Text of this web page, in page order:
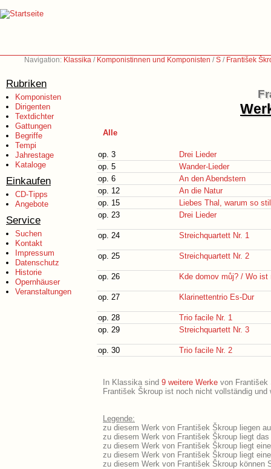
Navigation: Klassika / Komponistinnen und Komponisten /S / František
Rubriken
Komponisten
Dirigenten
Textdichter
Gattungen
Begriffe
Tempi
Jahrestage
Kataloge
Einkaufen
CD-Tipps
Angebote
Service
Suchen
Kontakt
Impressum
Datenschutz
Historie
Opernhäuser
Veranstaltungen
Alle
op. 3
Drei Lieder
op. 5
Wander-Lieder
op. 6
An den Abendstern
op. 12
An die Natur
op. 15
Liebes Thal, warum so
op. 23
Drei Lieder
op. 24 Streichquartett Nr. 1
op. 25 Streichquartett Nr. 2
op. 26 Kde domov můj? / Wo ist
op. 27 Klarinettentrio Es-Dur
op. 28
Trio facile Nr. 1
op. 29
Streichquartett Nr. 3
op. 30 Trio facile Nr. 2
In Klassika sind 9 weitere Werke von František
František Škroup ist noch nicht vollständig
Legende:
zu diesem Werk von František Škroup liegen
zu diesem Werk von František Škroup liegt
zu diesem Werk von František Škroup liegt
zu diesem Werk von František Škroup liegt
zu diesem Werk von František Škroup können